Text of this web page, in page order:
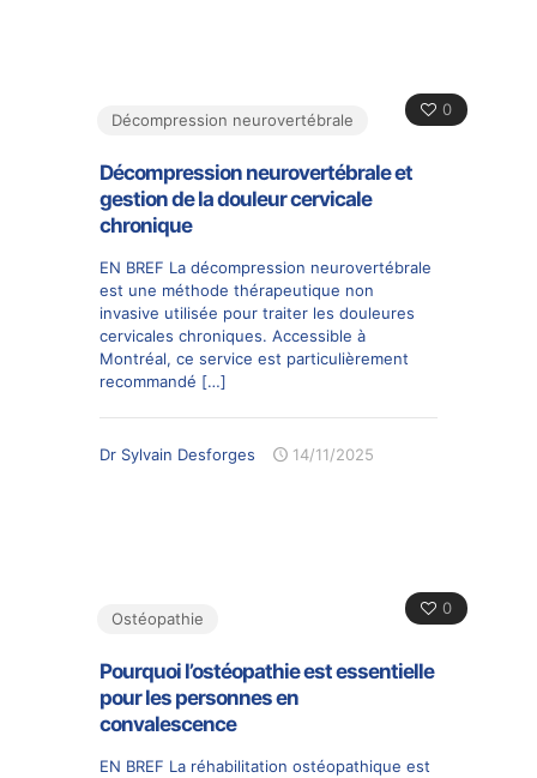
0
Décompression neurovertébrale
Décompression neurovertébrale et
gestion de la douleur cervicale
chronique
EN BREF La décompression neurovertébrale
est une méthode thérapeutique non
invasive utilisée pour traiter les douleures
cervicales chroniques. Accessible à
Montréal, ce service est particulièrement
recommandé […]
Dr Sylvain Desforges 14/11/2025
0
Ostéopathie
Pourquoi l’ostéopathie est essentielle
pour les personnes en
convalescence
EN BREF La réhabilitation ostéopathique est